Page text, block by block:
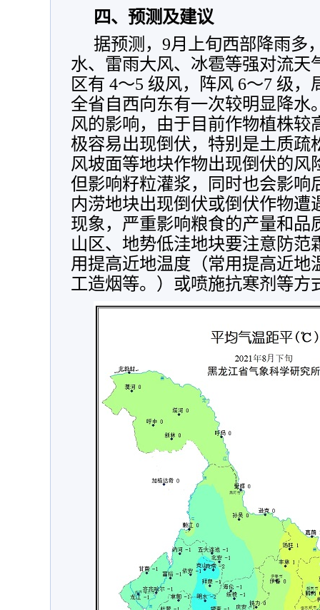
四、预测及建议
据预测，9月上旬西部降雨多
水、雷雨大风、冰雹等强对流天
区有 4～5 级风，阵风 6～7 级，
全省自西向东有一次较明显降水
风的影响，由于目前作物植株较
极容易出现倒伏，特别是土质疏
风坡面等地块作物出现倒伏的风
但影响籽粒灌浆，同时也会影响
内涝地块出现倒伏或倒伏作物遭
现象，严重影响粮食的产量和品
山区、地势低洼地块要注意防范
用提高近地温度（常用提高近地
工造烟等。）或喷施抗寒剂等方